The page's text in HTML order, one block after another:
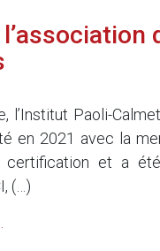
l’Institut Paoli-
en 2021 avec la
certification et a
(…)